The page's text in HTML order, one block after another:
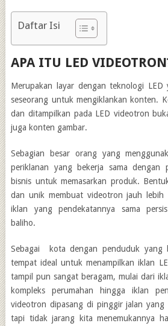
Daftar Isi
APA ITU LED
Merupakan layar dengan teknologi LED
seseorang untuk mengiklankan konten.
dan ditampilkan pada LED videotron
juga konten gambar.
Sebagian besar orang yang
periklanan yang bekerja sama dengan
bisnis untuk memasarkan produk.
dan unik membuat videotron jauh lebih
iklan yang pendekatannya sama
baliho.
Sebagai kota dengan penduduk yang
tempat ideal untuk menampilkan iklan
tampil pun sangat beragam, mulai dari
kompleks perumahan hingga iklan
videotron dipasang di pinggir jalan yang
tapi tidak jarang kita menemukannya